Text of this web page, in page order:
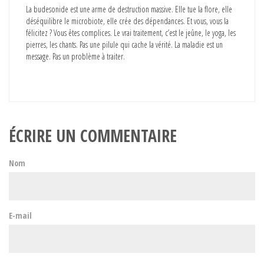
La budesonide est une arme de destruction massive. Elle tue la flore, elle
déséquilibre le microbiote, elle crée des dépendances. Et vous, vous la
félicitez ? Vous êtes complices. Le vrai traitement, c’est le jeûne, le yoga, les
pierres, les chants. Pas une pilule qui cache la vérité. La maladie est un
message. Pas un problème à traiter.
ÉCRIRE UN COMMENTAIRE
Nom
E-mail